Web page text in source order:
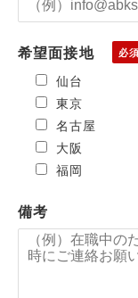
希望面接地
仙台
東京
名古屋
大阪
福岡
備考